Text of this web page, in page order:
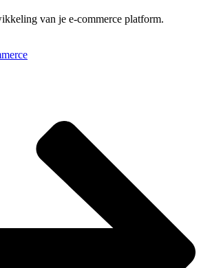
van je e-commerce platform.